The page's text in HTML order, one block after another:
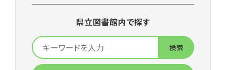
県立図書館内で探す